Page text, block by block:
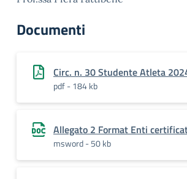
Documenti
Circ. n. 30 Studente Atleta
pdf - 184 kb
Allegato 2 Format Enti
msword - 50 kb